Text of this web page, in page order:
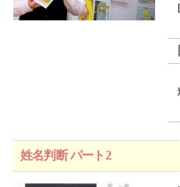
姓名判断 パート2